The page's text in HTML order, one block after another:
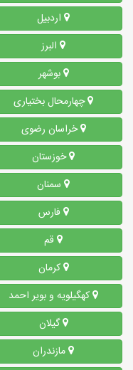
اردبیل
البرز
بوشهر
چهارمحال بختیاری
خراسان رضوی
خوزستان
سمنان
فارس
قم
کرمان
کهگیلویه و بویر احمد
گیلان
مازندران